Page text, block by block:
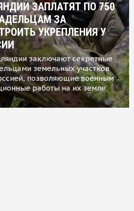
ЗАПЛАТЯТ ПО 750
ЗА
УКРЕПЛЕНИЯ У
заключают секретные
земельных участков
позволяющие военным
работы на их земле